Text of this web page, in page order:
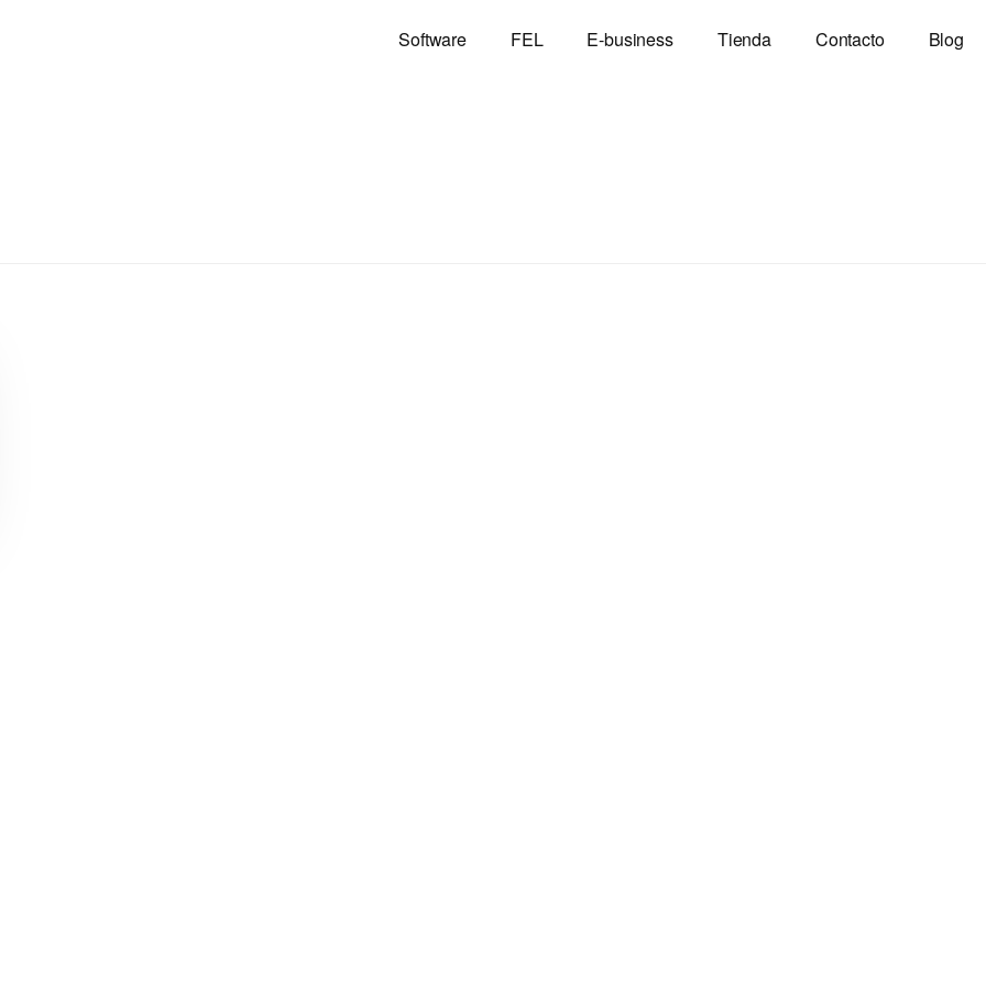
Software FEL E-business Tienda Contacto Blog